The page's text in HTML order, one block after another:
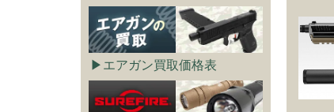
エアガン買取価格表